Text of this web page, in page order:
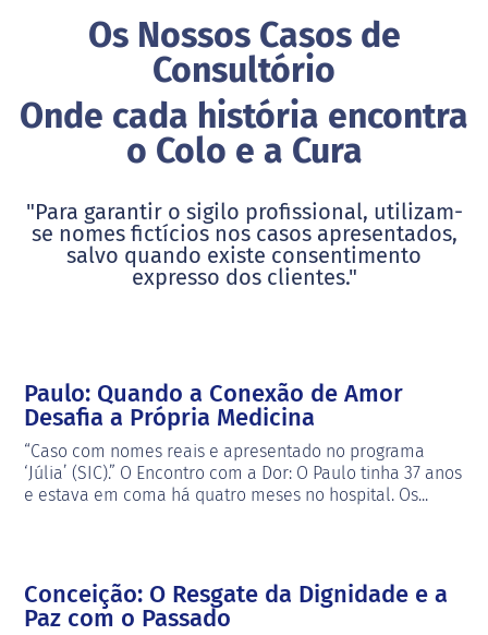
Os Nossos Casos de
Consultório
Onde cada história encontra
o Colo e a Cura
"Para garantir o sigilo profissional, utilizam-
se nomes fictícios nos casos apresentados,
salvo quando existe consentimento
expresso dos clientes."
Paulo: Quando a Conexão de Amor
Desafia a Própria Medicina
“Caso com nomes reais e apresentado no programa
‘Júlia’ (SIC).” O Encontro com a Dor: O Paulo tinha 37 anos
e estava em coma há quatro meses no hospital. Os...
Conceição: O Resgate da Dignidade e a
Paz com o Passado